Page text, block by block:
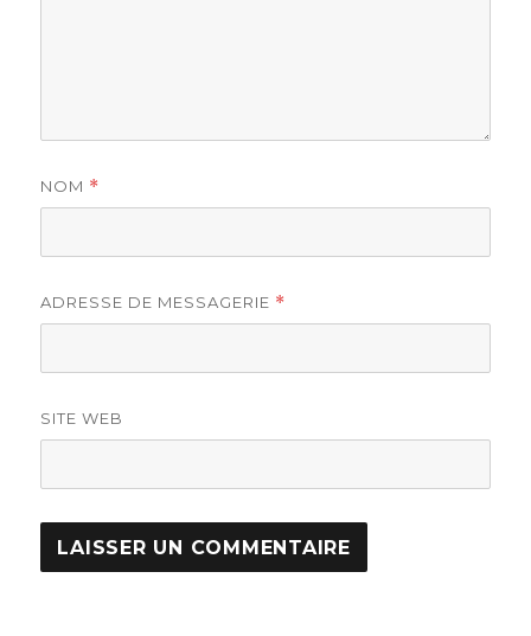
NOM *
ADRESSE DE MESSAGERIE *
SITE WEB